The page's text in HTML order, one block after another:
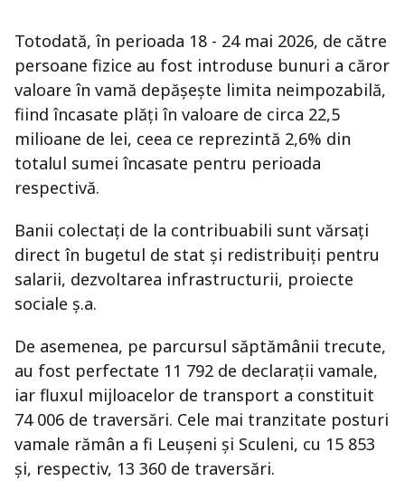
Totodată, în perioada 18 - 24 mai 2026, de către
persoane fizice au fost introduse bunuri a căror
valoare în vamă depășește limita neimpozabilă,
fiind încasate plăți în valoare de circa 22,5
milioane de lei, ceea ce reprezintă 2,6% din
totalul sumei încasate pentru perioada
respectivă.
Banii colectați de la contribuabili sunt vărsați
direct în bugetul de stat și redistribuiți pentru
salarii, dezvoltarea infrastructurii, proiecte
sociale ș.a.
De asemenea, pe parcursul săptămânii trecute,
au fost perfectate 11 792 de declarații vamale,
iar fluxul mijloacelor de transport a constituit
74 006 de traversări. Cele mai tranzitate posturi
vamale rămân a fi Leușeni și Sculeni, cu 15 853
și, respectiv, 13 360 de traversări.